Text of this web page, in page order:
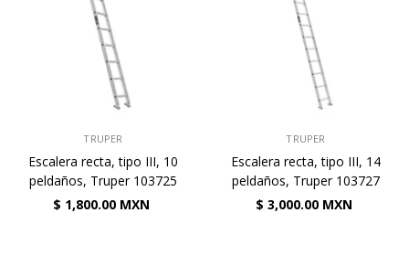
TRUPER
Escalera recta, tipo III, 10
peldaños, Truper 103725
$ 1,800.00 MXN
TRUPER
Escalera recta, tipo III, 14
peldaños, Truper 103727
$ 3,000.00 MXN